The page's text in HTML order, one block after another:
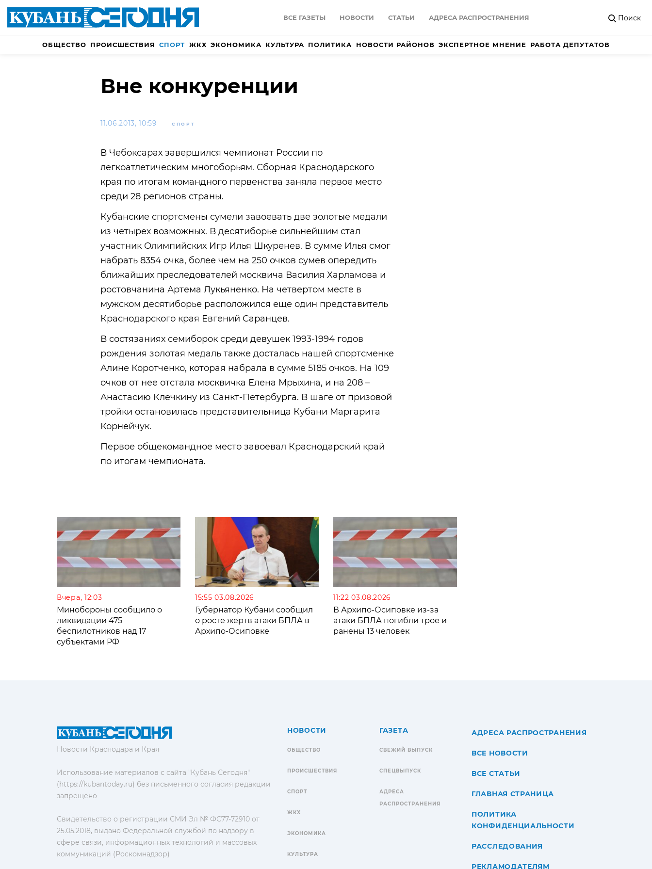
ВСЕ ГАЗЕТЫ НОВОСТИ СТАТЬИ АДРЕСА РАСПРОСТРАНЕНИЯ Поиск
ОБЩЕСТВО ПРОИСШЕСТВИЯ СПОРТ ЖКХ ЭКОНОМИКА КУЛЬТУРА ПОЛИТИКА НОВОСТИ РАЙОНОВ ЭКСПЕРТНОЕ МНЕНИЕ РАБОТА ДЕПУТАТОВ
Вне конкуренции
11.06.2013, 10:59 СПОРТ
В Чебоксарах завершился чемпионат России по
легкоатлетическим многоборьям. Сборная Краснодарского
края по итогам командного первенства заняла первое место
среди 28 регионов страны.
Кубанские спортсмены сумели завоевать две золотые медали
из четырех возможных. В десятиборье сильнейшим стал
участник Олимпийских Игр Илья Шкуренев. В сумме Илья смог
набрать 8354 очка, более чем на 250 очков сумев опередить
ближайших преследователей москвича Василия Харламова и
ростовчанина Артема Лукьяненко. На четвертом месте в
мужском десятиборье расположился еще один представитель
Краснодарского края Евгений Саранцев.
В состязаниях семиборок среди девушек 1993-1994 годов
рождения золотая медаль также досталась нашей спортсменке
Алине Коротченко, которая набрала в сумме 5185 очков. На 109
очков от нее отстала москвичка Елена Мрыхина, и на 208 –
Анастасию Клечкину из Санкт-Петербурга. В шаге от призовой
тройки остановилась представительница Кубани Маргарита
Корнейчук.
Первое общекомандное место завоевал Краснодарский край
по итогам чемпионата.
Вчера, 12:03
Минобороны сообщило о
ликвидации 475
беспилотников над 17
субъектами РФ
15:55 03.08.2026
Губернатор Кубани сообщил
о росте жертв атаки БПЛА в
Архипо-Осиповке
11:22 03.08.2026
В Архипо-Осиповке из-за
атаки БПЛА погибли трое и
ранены 13 человек
Новости Краснодара и Края
Использование материалов с сайта "Кубань Сегодня"
(https://kubantoday.ru) без письменного согласия редакции
запрещено
Свидетельство о регистрации СМИ Эл № ФС77-72910 от
25.05.2018, выдано Федеральной службой по надзору в
сфере связи, информационных технологий и массовых
коммуникаций (Роскомнадзор)
НОВОСТИ
ОБЩЕСТВО
ПРОИСШЕСТВИЯ
СПОРТ
ЖКХ
ЭКОНОМИКА
КУЛЬТУРА
ГАЗЕТА
СВЕЖИЙ ВЫПУСК
СПЕЦВЫПУСК
АДРЕСА
РАСПРОСТРАНЕНИЯ
АДРЕСА РАСПРОСТРАНЕНИЯ
ВСЕ НОВОСТИ
ВСЕ СТАТЬИ
ГЛАВНАЯ СТРАНИЦА
ПОЛИТИКА
КОНФИДЕНЦИАЛЬНОСТИ
РАССЛЕДОВАНИЯ
РЕКЛАМОДАТЕЛЯМ